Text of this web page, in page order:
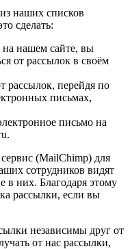
наших списков
сделать:
на нашем сайте, вы
от рассылок в своём
рассылок, перейдя по
письмах,
письмо на
(MailChimp) для
сотрудников видят
в них. Благодаря этому
рассылки, если вы
независимы друг от
от нас рассылки,